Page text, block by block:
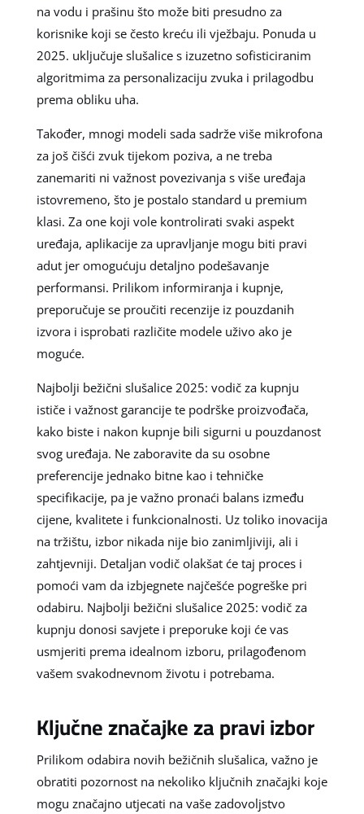
na vodu i prašinu što može biti presudno za
korisnike koji se često kreću ili vježbaju. Ponuda u
2025. uključuje slušalice s izuzetno sofisticiranim
algoritmima za personalizaciju zvuka i prilagodbu
prema obliku uha.
Također, mnogi modeli sada sadrže više mikrofona
za još čišći zvuk tijekom poziva, a ne treba
zanemariti ni važnost povezivanja s više uređaja
istovremeno, što je postalo standard u premium
klasi. Za one koji vole kontrolirati svaki aspekt
uređaja, aplikacije za upravljanje mogu biti pravi
adut jer omogućuju detaljno podešavanje
performansi. Prilikom informiranja i kupnje,
preporučuje se proučiti recenzije iz pouzdanih
izvora i isprobati različite modele uživo ako je
moguće.
Najbolji bežični slušalice 2025: vodič za kupnju
ističe i važnost garancije te podrške proizvođača,
kako biste i nakon kupnje bili sigurni u pouzdanost
svog uređaja. Ne zaboravite da su osobne
preferencije jednako bitne kao i tehničke
specifikacije, pa je važno pronaći balans između
cijene, kvalitete i funkcionalnosti. Uz toliko inovacija
na tržištu, izbor nikada nije bio zanimljiviji, ali i
zahtjevniji. Detaljan vodič olakšat će taj proces i
pomoći vam da izbjegnete najčešće pogreške pri
odabiru. Najbolji bežični slušalice 2025: vodič za
kupnju donosi savjete i preporuke koji će vas
usmjeriti prema idealnom izboru, prilagođenom
vašem svakodnevnom životu i potrebama.
Ključne značajke za pravi izbor
Prilikom odabira novih bežičnih slušalica, važno je
obratiti pozornost na nekoliko ključnih značajki koje
mogu značajno utjecati na vaše zadovoljstvo